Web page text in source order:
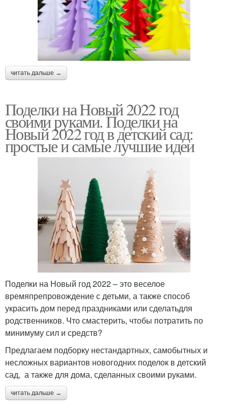
читать дальше →
Поделки на Новый 2022 год
своими руками. Поделки на
Новый 2022 год в детский сад:
простые и самые лучшие идеи
Поделки на Новый год 2022 – это веселое
времяпрепровождение с детьми, а также способ
украсить дом перед праздниками или сделатьдля
родственников. Что смастерить, чтобы потратить по
минимуму сил и средств?
Предлагаем подборку нестандартных, самобытных и
несложных вариантов новогодних поделок в детский
сад, а также для дома, сделанных своими руками.
читать дальше →